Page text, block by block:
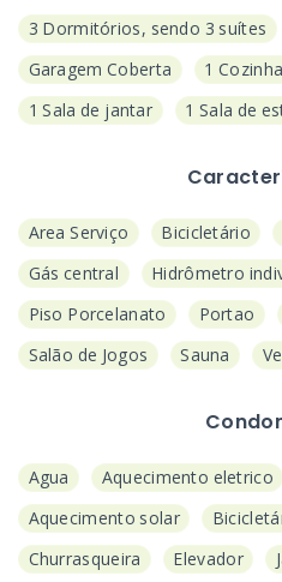
3 Dormitórios, sendo 3 suítes
Garagem Coberta
1 Cozinha
1 Sala de jantar
1 Sala de
Area Serviço Bicicletário
Gás central
Hidrômetro
Piso Porcelanato
Portao
Salão de Jogos
Sauna
Agua Aquecimento eletrico
Aquecimento solar
Churrasqueira
Elevador